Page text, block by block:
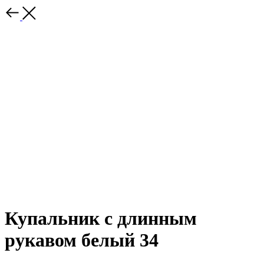
Купальник с длинным
рукавом белый 34